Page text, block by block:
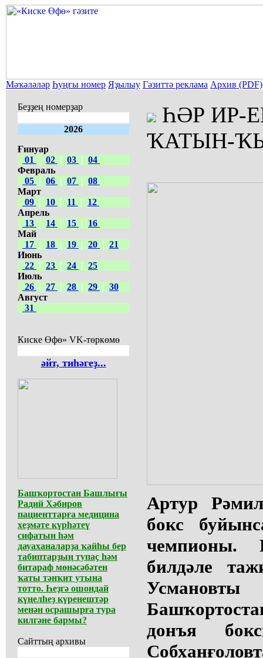
Мәҡәләләр Һуңғы номер Яҙылыу Гәзиттә реклама Архив (PDF)
Беҙҙең номерҙар
2026
Ғинуар
01
| 02 | 03 | 04
Февраль
05 | 06 | 07 | 08
Март
09 | 10 | 11 |
12
Апрель
13 | 14 | 15 |
16
Май
17 | 18 | 19 | 20 | 21
Июнь
22 | 23 | 24 | 25
Июль
26 | 27 | 28 | 29 | 30
Август
31
Киске Өфө» VK-төркөмө
әйт, тиһәгеҙ...
Башҡортостан Башлығы
Радий Хәбиров
пациенттарға медицина
хеҙмәте күрһәтеү
сифатын һәм
дауаханаларҙа ҡайһы бер
табиптарҙың тупаҫ һәм
битараф мөнәсәбәтен
ҡаты тәнҡит утына
тотто. Һеҙгә ошондай
күңелһеҙ күренештәр
менән осрашырға тура
килгәне бармы?
Сайттың архивы
ҺӘР ИР-
ҠАТЫН-
Артур
бокс
чемпионы.
билдәле
донъя